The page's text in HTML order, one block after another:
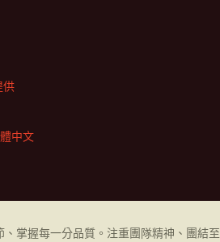
供
中文
、掌握每一分品質。注重團隊精神、團結至